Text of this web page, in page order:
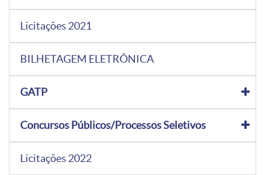
Licitações 2021
BILHETAGEM ELETRÔNICA
GATP
Concursos Públicos/Processos Seletivos
Licitações 2022